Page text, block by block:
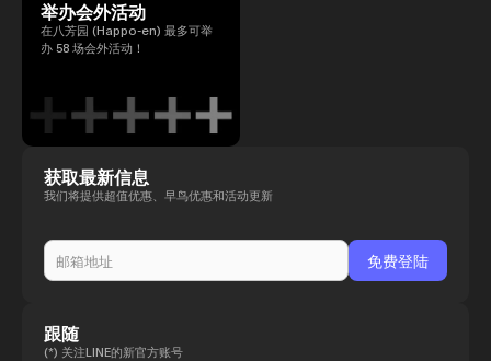
举办会外活动
在八芳园 (Happo-en) 最多可举
办 58 场会外活动！
获取最新信息
我们将提供超值优惠、早鸟优惠和活动更新
跟随
(*) 关注LINE的新官方账号